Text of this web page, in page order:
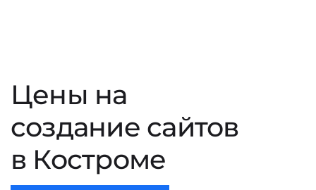
Цены на
создание сайтов
в Костроме